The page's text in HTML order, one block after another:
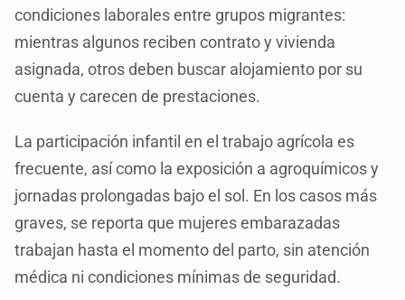
condiciones laborales entre grupos migrantes:
mientras algunos reciben contrato y vivienda
asignada, otros deben buscar alojamiento por su
cuenta y carecen de prestaciones.
La participación infantil en el trabajo agrícola es
frecuente, así como la exposición a agroquímicos y
jornadas prolongadas bajo el sol. En los casos más
graves, se reporta que mujeres embarazadas
trabajan hasta el momento del parto, sin atención
médica ni condiciones mínimas de seguridad.